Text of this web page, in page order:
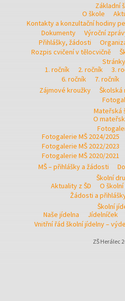
Základní
O škole
Kontakty a konzultační hodiny
Dokumenty
Výroční
Přihlášky, žádosti
Rozpis cvičení v tělocvičně
1. ročník
2. ročník 3.
6. ročník
7. ročník
Zájmové kroužky
Školská
Mateřská
O
Fotogalerie MŠ 2024/2025
Fotogalerie MŠ 2022/2023
Fotogalerie MŠ 2020/2021
MŠ – přihlášky a žádosti
Školní
Aktuality z ŠD
O
Žádosti a
Školní
Naše jídelna
Jídelníček
Vnitřní řád školní jídelny –
ZŠ Herálec